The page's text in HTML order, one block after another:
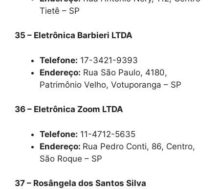
Tietê – SP
35 – Eletrônica Barbieri LTDA
Telefone: 17-3421-9393
Endereço: Rua São Paulo, 4180,
Patrimônio Velho, Votuporanga – SP
36 – Eletrônica Zoom LTDA
Telefone: 11-4712-5635
Endereço: Rua Pedro Conti, 86, Centro,
São Roque – SP
37 – Rosângela dos Santos Silva